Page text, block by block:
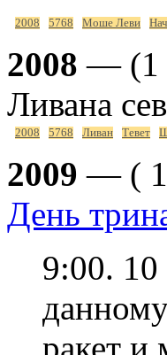
2008 5768 Моше Леви
2008 — (1
Ливана
2008 5768 Ливан Тевет
2009 — (
День
9:00. 10
ракет